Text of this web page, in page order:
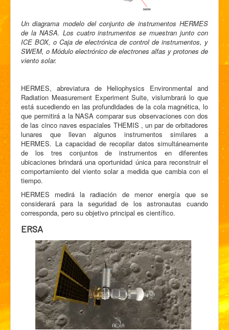
Un diagrama modelo del conjunto de instrumentos HERMES
de la NASA. Los cuatro instrumentos se muestran junto con
ICE BOX, o Caja de electrónica de control de instrumentos, y
SWEM, o Módulo electrónico de electrones alfas y protones de
viento solar.
HERMES, abreviatura de Heliophysics Environmental and
Radiation Measurement Experiment Suite, vislumbrará lo que
está sucediendo en las profundidades de la cola magnética, lo
que permitirá a la NASA comparar sus observaciones con dos
de las cinco naves espaciales THEMIS , un par de orbitadores
lunares que llevan algunos instrumentos similares a
HERMES. La capacidad de recopilar datos simultáneamente
de los tres conjuntos de instrumentos en diferentes
ubicaciones brindará una oportunidad única para reconstruir el
comportamiento del viento solar a medida que cambia con el
tiempo.
HERMES medirá la radiación de menor energía que se
considerará para la seguridad de los astronautas cuando
corresponda, pero su objetivo principal es científico.
ERSA